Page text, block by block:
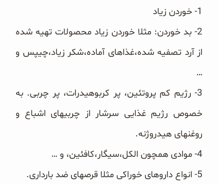
1- خوردن زیاد
2- بد خوردن: مثلا خوردن زیاد محصولات تهیه شده
از آرد تصفیه شده،غذاهای آماده،شکر زیاد،چیپس و
…
3- رژیم کم پروتئین، پر کربوهیدرات، پر چربی. به
خصوص رژیم غذایی سرشار از چربیهای اشباع و
روغنهای هیدروژنه.
4- موادی همچون الکل،سیگار،کافئین، و …
5- انواع داروهای خوراکی مثلا قرصهای ضد بارداری.